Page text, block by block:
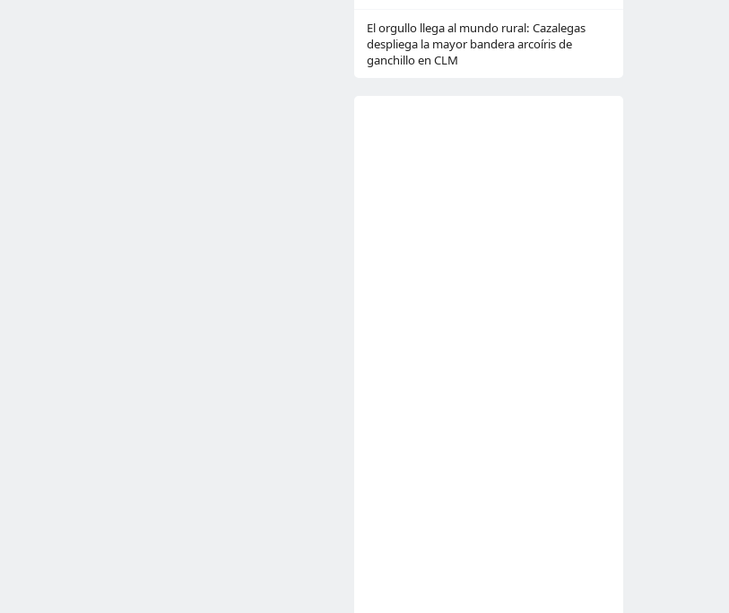
El orgullo llega al mundo rural: Cazalegas
despliega la mayor bandera arcoíris de
ganchillo en CLM